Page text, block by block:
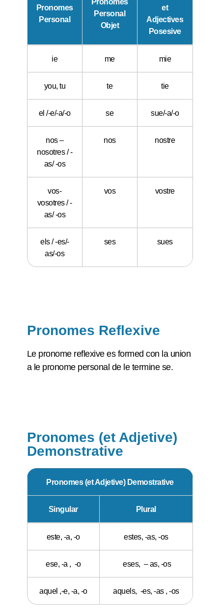
Pronomes
Personal
Personal
Objet
et
Adjectives
Posesive
ie me mie
you, tu te tie
el /-e/-a/-o se sue/-a/-o
nos –
nosotres / -
as/ -os
nos nostre
vos-
vosotres / -
as/ -os
vos vostre
els / -es/-
as/-os
ses sues
Pronomes Reflexive
Le pronome reflexive es formed con la union
a le pronome personal de le termine se.
Pronomes (et Adjetive)
Demonstrative
Pronomes (et Adjetive) Demostrative
Singular Plural
este, -a, -o estes, -as, -os
ese, -a , -o eses, – as, -os
aquel ,-e, -a, -o aquels, -es, -as , -os